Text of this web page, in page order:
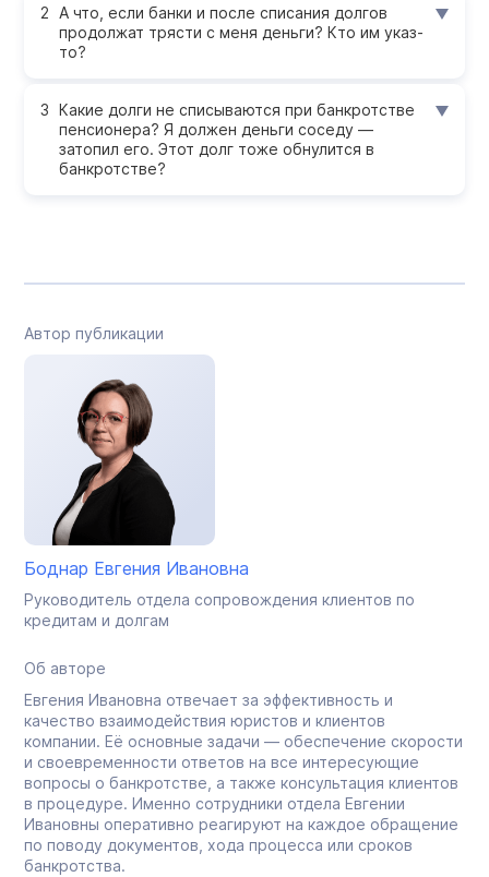
А что, если банки и после списания долгов
продолжат трясти с меня деньги? Кто им указ-
то?
Какие долги не списываются при банкротстве
пенсионера? Я должен деньги соседу —
затопил его. Этот долг тоже обнулится в
банкротстве?
Автор публикации
Боднар Евгения Ивановна
Руководитель отдела сопровождения клиентов по
кредитам и долгам
Об авторе
Евгения Ивановна отвечает за эффективность и
качество взаимодействия юристов и клиентов
компании. Её основные задачи — обеспечение скорости
и своевременности ответов на все интересующие
вопросы о банкротстве, а также консультация клиентов
в процедуре. Именно сотрудники отдела Евгении
Ивановны оперативно реагируют на каждое обращение
по поводу документов, хода процесса или сроков
банкротства.